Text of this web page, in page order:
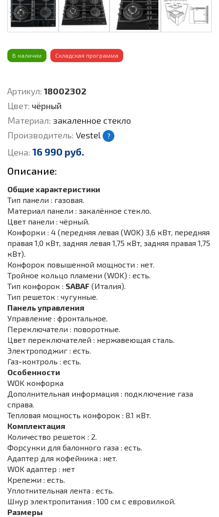
В наличии Складская программа
Артикул: 18002302
Цвет: чёрный
Материал: закаленное стекло
Производитель: Vestel ?
Цена: 16 990 руб.
Описание:
Общие характеристики
Тип панели : газовая.
Материал панели : закалённое стекло.
Цвет панели : чёрный.
Конфорки : 4 (передняя левая (WOK) 3,6 кВт, передняя
правая 1,0 кВт, задняя левая 1,75 кВт, задняя правая 1,75
кВт).
Конфорок повышенной мощности : нет.
Тройное кольцо пламени (WOK) : есть.
Тип конфорок : SABAF (Италия).
Тип решеток : чугунные.
Панель управления
Управление : фронтальное.
Переключатели : поворотные.
Цвет переключателей : нержавеющая сталь.
Электроподжиг : есть.
Газ-контроль : есть.
Особенности
WOK конфорка
Дополнительная информация : подключение газа
справа.
Тепловая мощность конфорок : 8.1 кВт.
Комплектация
Количество решеток : 2.
Форсунки для балонного газа : есть.
Адаптер для кофейника : нет.
WOK адаптер : нет
Крепежи : есть.
Уплотнительная лента : есть.
Шнур электропитания : 100 см с евровилкой.
Размеры